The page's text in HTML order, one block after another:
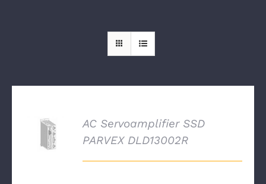
DETTAGLI
AC Servoamplifier SSD
PARVEX DLD13002R